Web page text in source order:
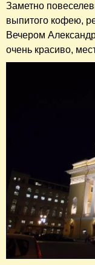
Заметно
выпитого кофею,
Вечером
очень красиво,